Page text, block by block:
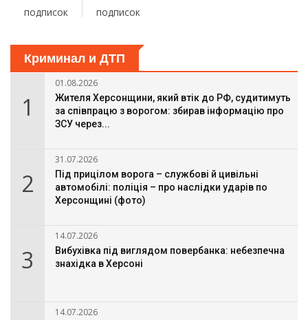
подписок подписок
Криминал и ДТП
1
01.08.2026
Жителя Херсонщини, який втік до РФ, судитимуть
за співпрацю з ворогом: збирав інформацію про
ЗСУ через...
2
31.07.2026
Під прицілом ворога – службові й цивільні
автомобілі: поліція – про наслідки ударів по
Херсонщині (фото)
3
14.07.2026
Вибухівка під виглядом повербанка: небезпечна
знахідка в Херсоні
14.07.2026